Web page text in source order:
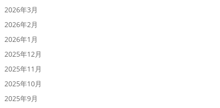
2026年3月
2026年2月
2026年1月
2025年12月
2025年11月
2025年10月
2025年9月